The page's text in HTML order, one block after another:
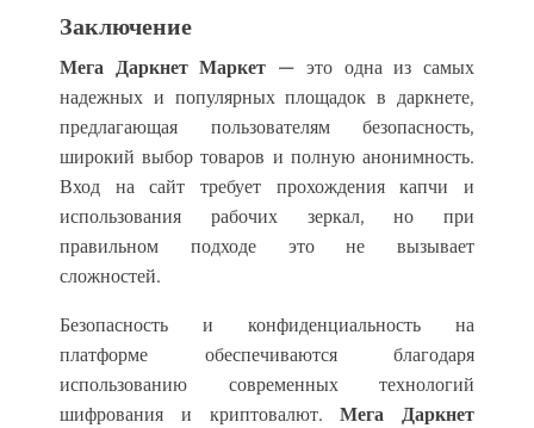
Заключение
Мега Даркнет Маркет — это одна из самых
надежных и популярных площадок в даркнете,
предлагающая пользователям безопасность,
широкий выбор товаров и полную анонимность.
Вход на сайт требует прохождения капчи и
использования рабочих зеркал, но при
правильном подходе это не вызывает
сложностей.
Безопасность и конфиденциальность на
платформе обеспечиваются благодаря
использованию современных технологий
шифрования и криптовалют.Мега Даркнет